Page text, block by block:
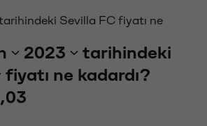
Sevilla FC fiyatı ne
2023
tarihindeki
fiyatı ne kadardı?